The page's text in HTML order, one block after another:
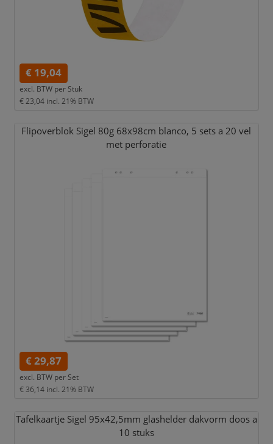
€ 19,04
excl. BTW per Stuk
€ 23,04 incl. 21% BTW
Flipoverblok Sigel 80g 68x98cm blanco, 5 sets a 20 vel
met perforatie
€ 29,87
excl. BTW per Set
€ 36,14 incl. 21% BTW
Tafelkaartje Sigel 95x42,5mm glashelder dakvorm doos a
10 stuks